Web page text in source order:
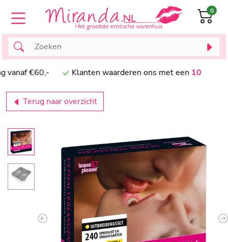
€60,- Klanten waarderen ons met een10
0
Terug naar overzicht
Previous